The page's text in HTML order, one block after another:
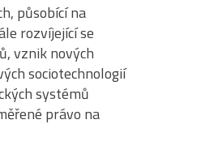
působící na
rozvíjející se
vznik nových
sociotechnologií
systémů
právo na